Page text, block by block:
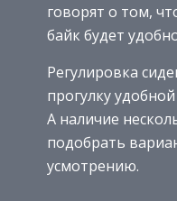
говорят о том,
байк будет
Регулировка
прогулку
А наличие
подобрать
усмотрению.